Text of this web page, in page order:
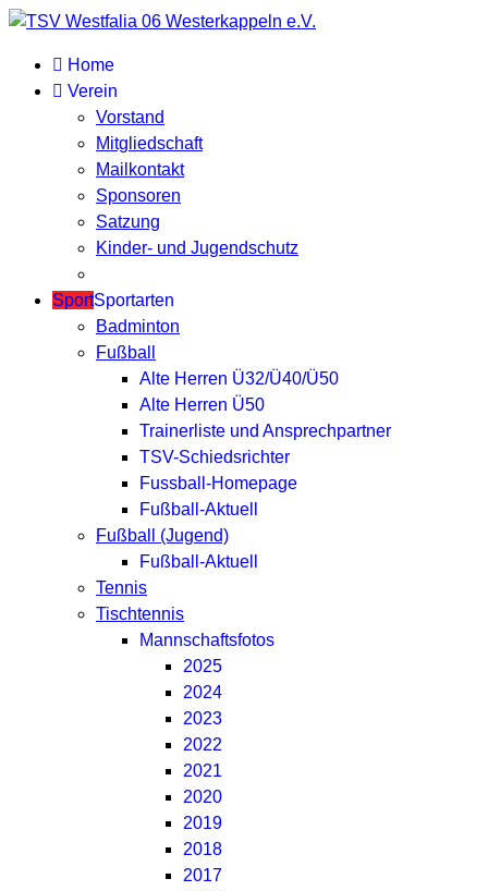
Home
Verein
Vorstand
Mitgliedschaft
Mailkontakt
Sponsoren
Satzung
Kinder- und Jugendschutz
SportSportarten
Badminton
Fußball
Alte Herren Ü32/Ü40/Ü50
Alte Herren Ü50
Trainerliste und Ansprechpartner
TSV-Schiedsrichter
Fussball-Homepage
Fußball-Aktuell
Fußball (Jugend)
Fußball-Aktuell
Tennis
Tischtennis
Mannschaftsfotos
2025
2024
2023
2022
2021
2020
2019
2018
2017